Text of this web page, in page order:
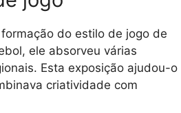
do estilo de jogo de
ele absorveu várias
Esta exposição ajudou-o
criatividade com